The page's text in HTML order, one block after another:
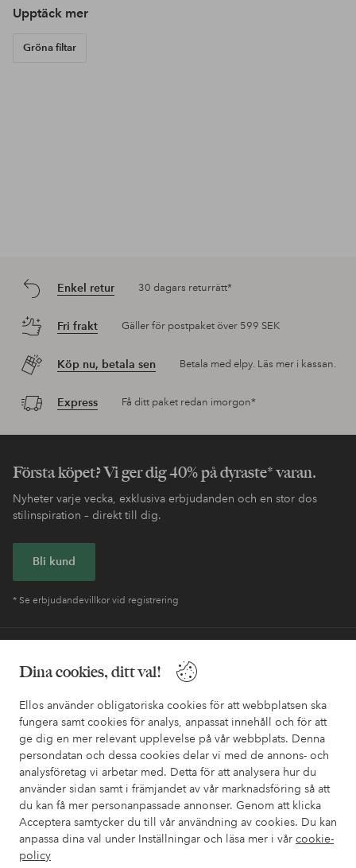
Dina cookies, ditt val!
Ellos använder obligatoriska cookies för att webbplatsen ska
fungera samt cookies för analys, anpassat innehåll och för att
ge dig en mer relevant upplevelse på vår webbplats. Denna
persondatan och dessa cookies delar vi med de annons- och
analysföretag vi arbetar med. Detta för att analysera hur du
använder sidan samt i främjandet av vår marknadsföring så att
du kan få mer personanpassade annonser. Genom att klicka
Acceptera samtycker du till vår användning av cookies. Du kan
anpassa dina val under Inställningar och läsa mer i vår cookie-
policy
Upptäck mer
Gröna filtar
Enkel retur 30 dagars returrätt*
Fri frakt Gäller för postpaket över 599 SEK
Köp nu, betala sen Betala med elpy. Läs mer i kassan.
Express Få ditt paket redan imorgon*
Första köpet? Vi ger dig 40% på dyraste* varan.
Nyheter varje vecka, exklusiva erbjudanden och en stor dos
stilinspiration – direkt till dig.
Bli kund
* Se erbjudandevillkor vid registrering
I vår FAQ hittar du svaren på de vanligaste frågorna. Här finns
också information om hur du enklast kontaktar oss.
Kundservice Beställning Betalsätt
Mina sidor
Om Ellos